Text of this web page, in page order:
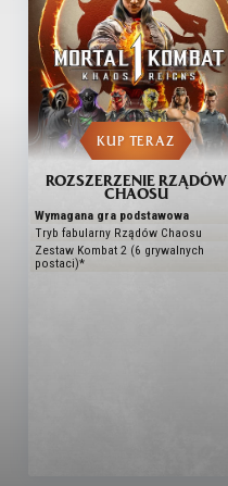
KUP TERAZ
ROZSZERZENIE RZĄDÓW
CHAOSU
Wymagana gra podstawowa
Tryb fabularny Rządów Chaosu
Zestaw Kombat 2 (6 grywalnych
postaci)*